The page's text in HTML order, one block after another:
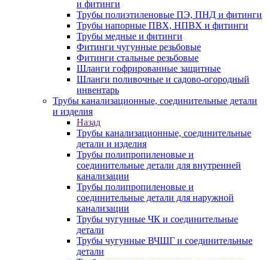
и фитинги
Трубы полиэтиленовые ПЭ, ПНД и фитинги
Трубы напорные ПВХ, НПВХ и фитинги
Трубы медные и фитинги
Фитинги чугунные резьбовые
Фитинги стальные резьбовые
Шланги гофрированные защитные
Шланги поливочные и садово-огородный
инвентарь
Трубы канализационные, соединительные детали
и изделия
Назад
Трубы канализационные, соединительные
детали и изделия
Трубы полипропиленовые и
соединительные детали для внутренней
канализации
Трубы полипропиленовые и
соединительные детали для наружной
канализации
Трубы чугунные ЧК и соединительные
детали
Трубы чугунные ВЧШГ и соединительные
детали